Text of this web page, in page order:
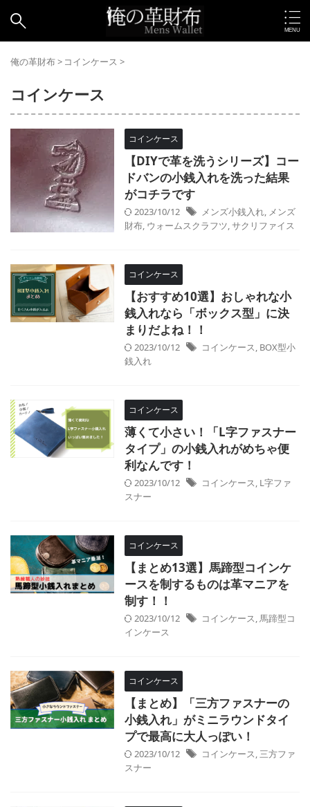
俺の革財布> コインケース >
コインケース
コインケース
【DIYで革を洗うシリーズ】コー
ドバンの小銭入れを洗った結果
がコチラです
2023/10/12 メンズ小銭入れ, メンズ
財布, ウォームスクラフツ,サクリファイス
コインケース
【おすすめ10選】おしゃれな小
銭入れなら「ボックス型」に決
まりだよね！！
2023/10/12 コインケース, BOX型小
銭入れ
コインケース
薄くて小さい！「L字ファスナー
タイプ」の小銭入れがめちゃ便
利なんです！
2023/10/12 コインケース, L字ファ
スナー
コインケース
【まとめ13選】馬蹄型コインケ
ースを制するものは革マニアを
制す！！
2023/10/12 コインケース,馬蹄型コ
インケース
コインケース
【まとめ】「三方ファスナーの
小銭入れ」がミニラウンドタイ
プで最高に大人っぽい！
2023/10/12 コインケース, 三方ファ
スナー